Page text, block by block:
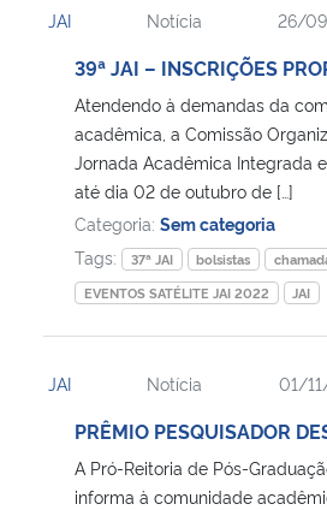
Ministério da Cidadania
Ministério de Minas e Energia
Ministério do Meio Ambiente
Ministério do Turismo
Controladoria-Geral da União
JAI Notícia 26/
39ª JAI – INSCRIÇÕES
Atendendo à demandas da
acadêmica, a Comissão
Jornada Acadêmica Integrada
até dia 02 de outubro de […]
Categoria: Sem categoria
Tags:
37ª JAI bolsistas
EVENTOS SATÉLITE JAI 2022
JAI
JAI Notícia 01/
PRÊMIO PESQUISADOR
A Pró-Reitoria de Pós-
informa à comunidade